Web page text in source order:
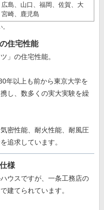
島、山口、福岡、佐賀、大
崎、鹿児島
住宅性能
」の住宅性能。
年以上も前から東京大学を
し、数多くの実大実験を繰
密性能、耐火性能、耐風圧
追求しています。
様
ウスですが、一条工務店の
建てられています。